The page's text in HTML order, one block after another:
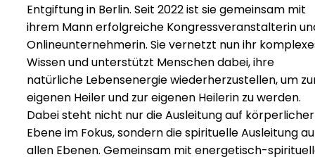
Entgiftung in Berlin. Seit 2022 ist sie gemeinsam mit
ihrem Mann erfolgreiche Kongressveranstalterin
Onlineunternehmerin. Sie vernetzt nun ihr
Wissen und unterstützt Menschen dabei, ihre
natürliche Lebensenergie wiederherzustellen, um
eigenen Heiler und zur eigenen Heilerin zu werden.
Dabei steht nicht nur die Ausleitung auf körperlicher
Ebene im Fokus, sondern die spirituelle Ausleitung
allen Ebenen. Gemeinsam mit energetisch-